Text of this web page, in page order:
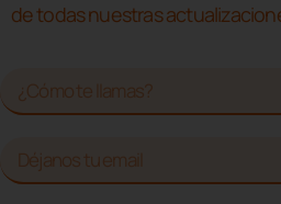
de todas nuestras